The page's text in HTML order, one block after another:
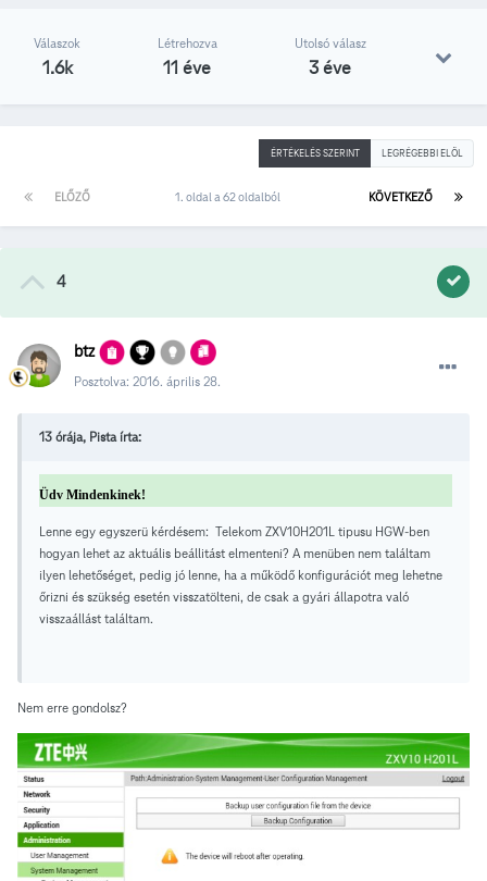
Válaszok
1.6k
Létrehozva
11 éve
Utolsó válasz
3 éve
ÉRTÉKELÉS SZERINT LEGRÉGEBBI ELÖL
ELŐZŐ KÖVETKEZŐ
1. oldal a 62 oldalból
4
btz
Posztolva: 2016. április 28.
13 órája, Pista írta:
Üdv Mindenkinek!
Lenne egy egyszerü kérdésem: Telekom ZXV10H201L tipusu HGW-ben
hogyan lehet az aktuális beállitást elmenteni? A menüben nem találtam
ilyen lehetőséget, pedig jó lenne, ha a működő konfigurációt meg lehetne
őrizni és szükség esetén visszatölteni, de csak a gyári állapotra való
visszaállást találtam.
Nem erre gondolsz?